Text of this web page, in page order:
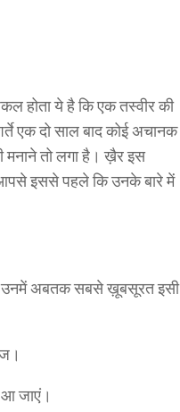
होता ये है कि एक तस्वीर की
एक दो साल बाद कोई अचानक
मनाने तो लगा है। ख़ैर इस
आपसे इससे पहले कि उनके बारे में
उनमें अबतक सबसे ख़ूबसूरत इसी
आ जाएं।